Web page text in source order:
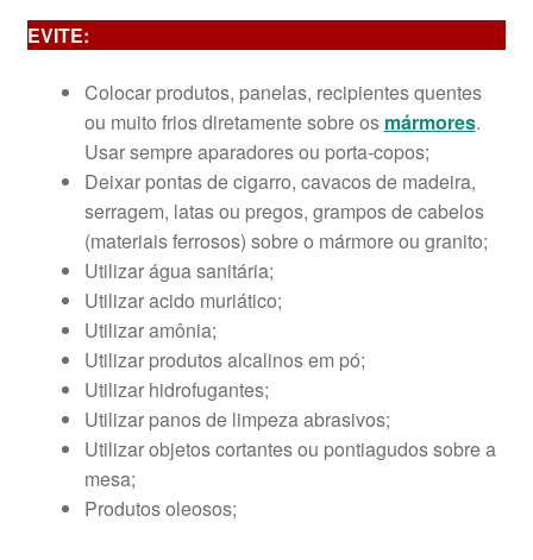
EVITE:
Colocar produtos, panelas, recipientes quentes
ou muito frios diretamente sobre os mármores.
Usar sempre aparadores ou porta-copos;
Deixar pontas de cigarro, cavacos de madeira,
serragem, latas ou pregos, grampos de cabelos
(materiais ferrosos) sobre o mármore ou granito;
Utilizar água sanitária;
Utilizar acido muriático;
Utilizar amônia;
Utilizar produtos alcalinos em pó;
Utilizar hidrofugantes;
Utilizar panos de limpeza abrasivos;
Utilizar objetos cortantes ou pontiagudos sobre a
mesa;
Produtos oleosos;